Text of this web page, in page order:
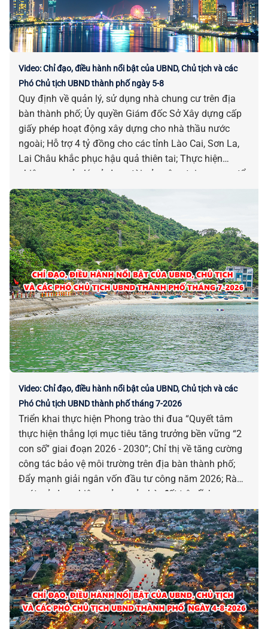
Video: Chỉ đạo, điều hành nổi bật của UBND, Chủ tịch và các
Phó Chủ tịch UBND thành phố ngày 5-8
Quy định về quản lý, sử dụng nhà chung cư trên địa
bàn thành phố; Ủy quyền Giám đốc Sở Xây dựng cấp
giấy phép hoạt động xây dựng cho nhà thầu nước
ngoài; Hỗ trợ 4 tỷ đồng cho các tỉnh Lào Cai, Sơn La,
Lai Châu khắc phục hậu quả thiên tai; Thực hiện
nhiệm vụ quản lý, sử dụng tài sản công tại cơ quan, tổ
chức, đơn vị; Danh mục 04 quy trình nội bộ giải quyết
thủ tục hành chính lĩnh vực Phát thanh truyền hình và
thông tin điện tử…là những chỉ đạo điều hành nổi bật
của UBND, Chủ tịch và các Phó Chủ tịch UBND thành
phố ngày 05-8.
Video: Chỉ đạo, điều hành nổi bật của UBND, Chủ tịch và các
Phó Chủ tịch UBND thành phố tháng 7-2026
Triển khai thực hiện Phong trào thi đua “Quyết tâm
thực hiện thắng lợi mục tiêu tăng trưởng bền vững “2
con số” giai đoạn 2026 - 2030”; Chỉ thị về tăng cường
công tác bảo vệ môi trường trên địa bàn thành phố;
Đẩy mạnh giải ngân vốn đầu tư công năm 2026; Rà
soát, sử dụng hiệu quả cơ sở nhà, đất trên lĩnh vực
giáo dục, y tế; Đẩy nhanh tiến độ thi công 06 trường
phổ thông nội trú liên cấp tại các xã biên giới; Duy trì sĩ
số học sinh năm học 2026-2027 tại các trường phổ
thông nội trú thuộc 06 xã biên giới; Triển khai Kết luận
của Tổng Bí thư, Chủ tịch nước Tô Lâm về phát triển
giáo dục và đào tạo; Triển khai Chiến dịch 100 ngày
tạo lập, cập nhật Sổ sức khỏe điện tử trên ứng dụng
VNeID thông qua liên thông dữ liệu khám sức khỏe và